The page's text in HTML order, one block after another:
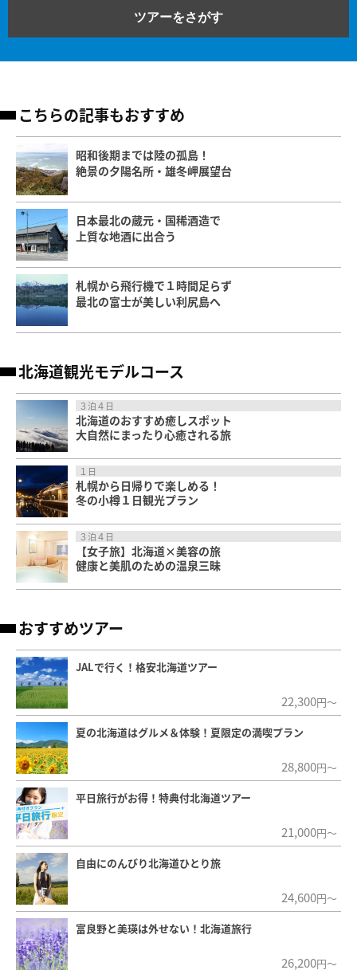
ツアーをさがす
こちらの記事もおすすめ
昭和後期までは陸の孤島！
絶景の夕陽名所・雄冬岬展望台
日本最北の蔵元・国稀酒造で
上質な地酒に出合う
札幌から飛行機で１時間足らず
最北の富士が美しい利尻島へ
北海道観光モデルコース
３泊４日
北海道のおすすめ癒しスポット
大自然にまったり心癒される旅
１日
札幌から日帰りで楽しめる！
冬の小樽１日観光プラン
３泊４日
【女子旅】北海道×美容の旅
健康と美肌のための温泉三昧
おすすめツアー
JALで行く！格安北海道ツアー
22,300円～
夏の北海道はグルメ＆体験！夏限定の満喫プラン
28,800円～
平日旅行がお得！特典付北海道ツアー
21,000円～
自由にのんびり北海道ひとり旅
24,600円～
富良野と美瑛は外せない！北海道旅行
26,200円～